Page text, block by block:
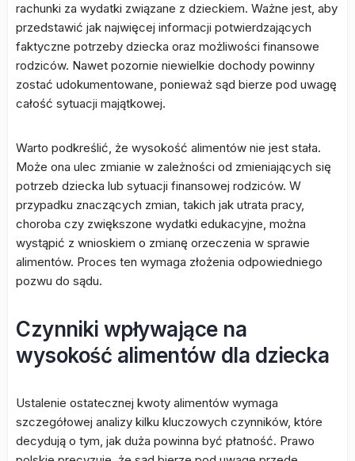
rachunki za wydatki związane z dzieckiem. Ważne jest, aby
przedstawić jak najwięcej informacji potwierdzających
faktyczne potrzeby dziecka oraz możliwości finansowe
rodziców. Nawet pozornie niewielkie dochody powinny
zostać udokumentowane, ponieważ sąd bierze pod uwagę
całość sytuacji majątkowej.
Warto podkreślić, że wysokość alimentów nie jest stała.
Może ona ulec zmianie w zależności od zmieniających się
potrzeb dziecka lub sytuacji finansowej rodziców. W
przypadku znaczących zmian, takich jak utrata pracy,
choroba czy zwiększone wydatki edukacyjne, można
wystąpić z wnioskiem o zmianę orzeczenia w sprawie
alimentów. Proces ten wymaga złożenia odpowiedniego
pozwu do sądu.
Czynniki wpływające na
wysokość alimentów dla dziecka
Ustalenie ostatecznej kwoty alimentów wymaga
szczegółowej analizy kilku kluczowych czynników, które
decydują o tym, jak duża powinna być płatność. Prawo